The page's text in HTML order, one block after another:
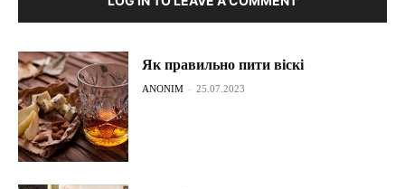
Як правильно пити віскі
ANONIM - 25.07.2023